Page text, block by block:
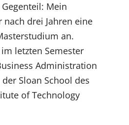
Mein
drei Jahren eine
an.
letzten Semester
Administration
Sloan School des
of Technology